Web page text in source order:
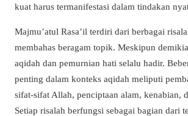
kuat harus termanifestasi dalam tindakan
Majmu’atul Rasa’il terdiri dari berbagai
membahas beragam topik. Meskipun
aqidah dan pemurnian hati selalu hadir.
penting dalam konteks aqidah meliputi
sifat-sifat Allah, penciptaan alam, kenabian,
Setiap risalah berfungsi sebagai bagian dari